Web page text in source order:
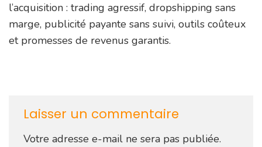
l’acquisition : trading agressif, dropshipping sans
marge, publicité payante sans suivi, outils coûteux
et promesses de revenus garantis.
Laisser un commentaire
Votre adresse e-mail ne sera pas publiée.